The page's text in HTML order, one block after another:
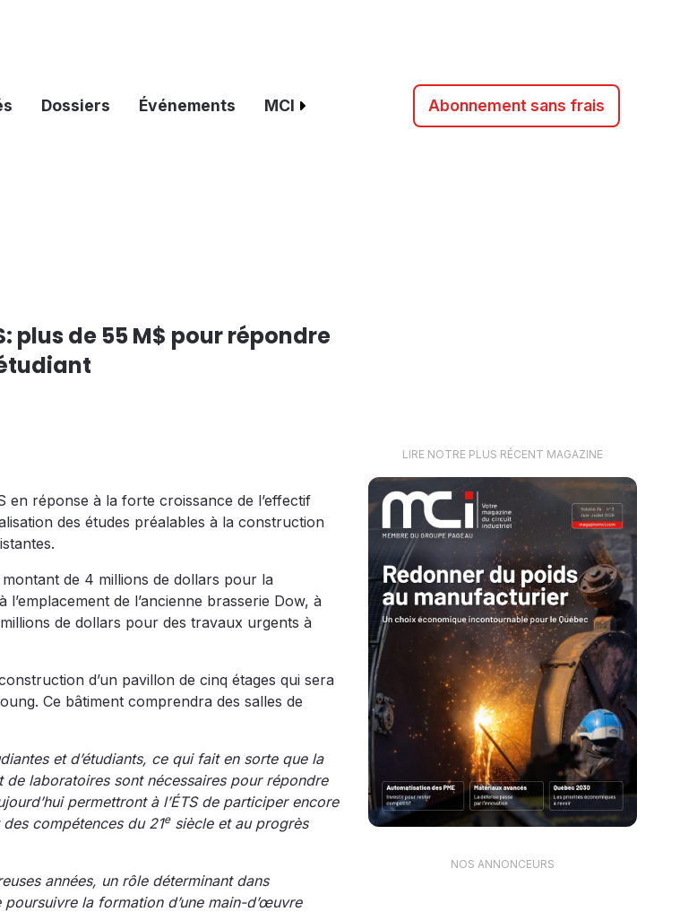
Dossiers Événements MCI Abonnement sans frais
plus de 55 M$ pour répondre
en réponse à la forte croissance de l’effectif
des études préalables à la construction
de 4 millions de dollars pour la
de l’ancienne brasserie Dow, à
de dollars pour des travaux urgents à
d’un pavillon de cinq étages qui sera
Ce bâtiment comprendra des salles de
et d’étudiants, ce qui fait en sorte que la
de laboratoires sont nécessaires pour répondre
permettront à l’ÉTS de participer encore
compétences du 21esiècle et au progrès
années, un rôle déterminant dans
la formation d’une main-d’œuvre
LIRE NOTRE PLUS RÉCENT MAGAZINE
NOS ANNONCEURS